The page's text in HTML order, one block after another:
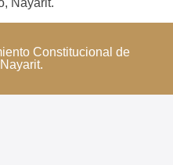
Constitucional de